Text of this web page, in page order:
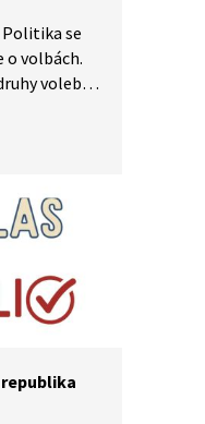
Politika se
o volbách.
voleb
dozvíte.